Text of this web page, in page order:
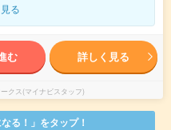
る
む 詳しく見る
クス(マイナビスタッフ)
る！」をタップ！